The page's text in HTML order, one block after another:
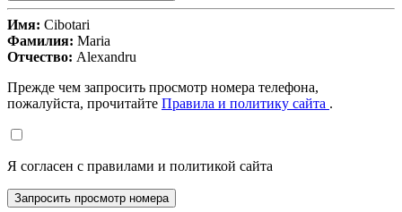
Имя: Cibotari
Фамилия: Maria
Отчество: Alexandru
Прежде чем запросить просмотр номера телефона,
пожалуйста, прочитайте Правила и политику сайта .
Я согласен с правилами и политикой сайта
Запросить просмотр номера